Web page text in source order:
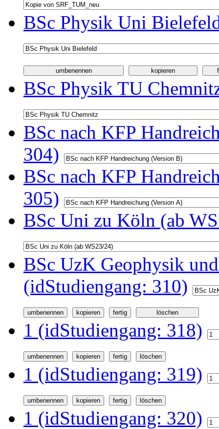
BSc Physik Uni
BSc Physik TU
BSc nach KFP
304)
BSc nach KFP
305)
BSc Uni zu Köln (ab
BSc UzK Geophysik
(idStudiengang: 310)
1 (idStudiengang: 318)
1 (idStudiengang: 319)
1 (idStudiengang: 320)